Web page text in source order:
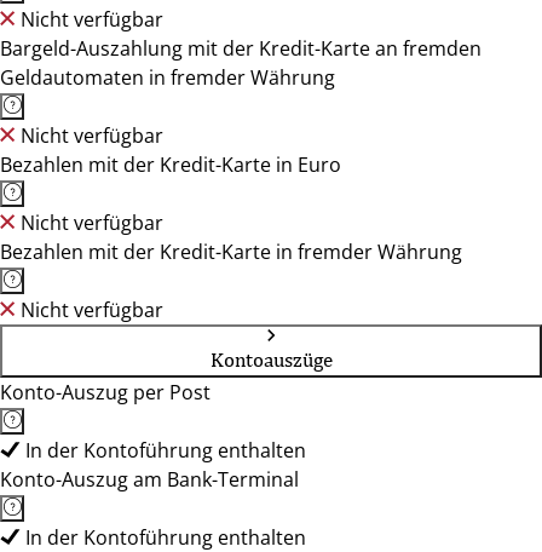
Nicht verfügbar
Bargeld-Auszahlung mit der Kredit-Karte an fremden
Geldautomaten in fremder Währung
Nicht verfügbar
Bezahlen mit der Kredit-Karte in Euro
Nicht verfügbar
Bezahlen mit der Kredit-Karte in fremder Währung
Nicht verfügbar
Kontoauszüge
Konto-Auszug per Post
In der Kontoführung enthalten
Konto-Auszug am Bank-Terminal
In der Kontoführung enthalten